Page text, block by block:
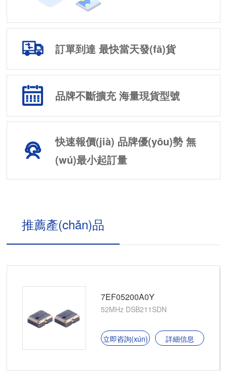
訂單到達 最快當天發(fā)貨
品牌不斷擴充 海量現貨型號
快速報價(jià) 品牌優(yōu)勢 無
(wú)最小起訂量
推薦產(chǎn)品
DSB211SDN